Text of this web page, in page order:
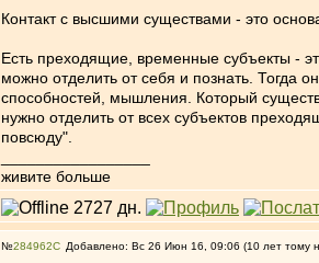
Контакт с высшими существами - это
Есть преходящие, временные субъекты -
можно отделить от себя и познать. Тогда
способностей, мышления. Который
нужно отделить от всех субъектов
повсюду".
живите больше
№284962 Добавлено: Вс 26 Июн 16, 09:06 (10 лет тому